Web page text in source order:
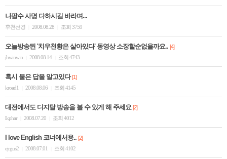
나팔수 사명 다하시길 바라며...
후천선경 2008.08.28 조회 3759
오늘방송된 '치우천황은 살아있다' 동영상 소장할순없을까요.. [4]
jhwinwin
2008.08.14 조회 4743
혹시 물은 답을 알고있다 [1]
kroad1
2008.08.06 조회 4145
대전에서도 디지탈 방송을 볼 수 있게 해 주세요 [2]
lkphar
2008.07.20 조회 4012
I love English 코너에서용.. [2]
ejrgus2
2008.07.01 조회 4102